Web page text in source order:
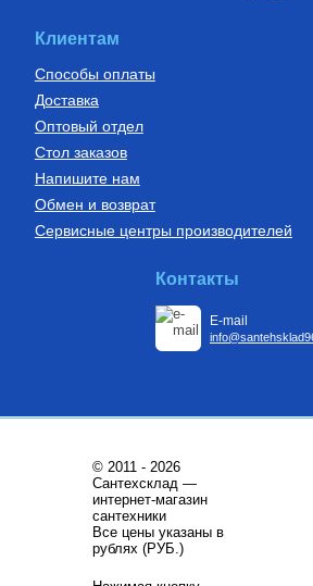
63 890Руб.
Купить
Бойлеры (водонагреватели
Водонагреватель косвенного
нагрева напольный из
нержавеющей стали STINOX F
200 л., арт.: 805F0020
33
Трубы из сшитого полиэтилена
Клиентам
Способы оплаты
Доставка
Оптовый отдел
Стол заказов
Напишите нам
Обмен и возврат
Сервисные центры производителей
Контакты
E-mail
© 2011 - 2026
Сантехсклад —
интернет-магазин
сантехники
Все цены указаны в
рублях (РУБ.)